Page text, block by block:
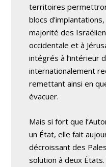
territoires
blocs
majorité des
occidentale et à
intégrés à l’intérieur
internationalement
remettant ainsi en
évacuer.
Mais si fort que
un État, elle fait
décroissant des
solution à deux